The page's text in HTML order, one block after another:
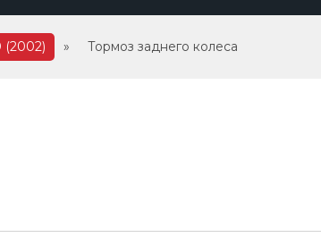
» Тормоз заднего колеса